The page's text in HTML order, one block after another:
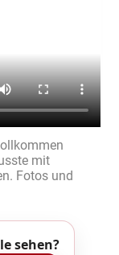
mit
Fotos und
sehen?